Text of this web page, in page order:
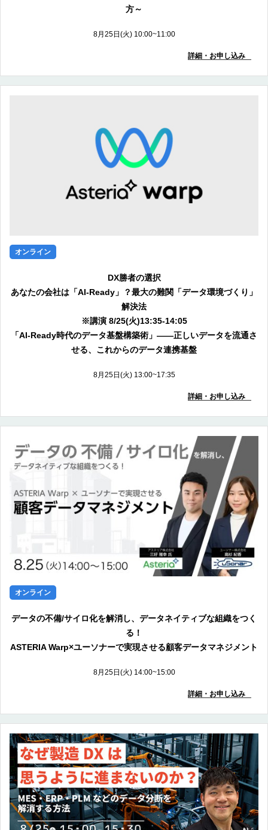
方～
8月25日(火) 10:00~11:00
詳細・お申し込み
オンライン
DX勝者の選択
あなたの会社は「AI-Ready」？最大の難関「データ環境づくり」
解決法
※講演 8/25(火)13:35-14:05
「AI-Ready時代のデータ基盤構築術」――正しいデータを流通さ
せる、これからのデータ連携基盤
8月25日(火) 13:00~17:35
詳細・お申し込み
オンライン
データの不備/サイロ化を解消し、データネイティブな組織をつく
る！
ASTERIA Warp×ユーソナーで実現させる顧客データマネジメント
8月25日(火) 14:00~15:00
詳細・お申し込み